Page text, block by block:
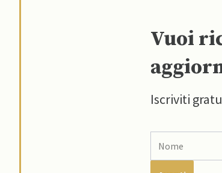
Vuoi
Iscriviti